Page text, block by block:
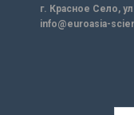
г. Красное Село,
info@euroasia-